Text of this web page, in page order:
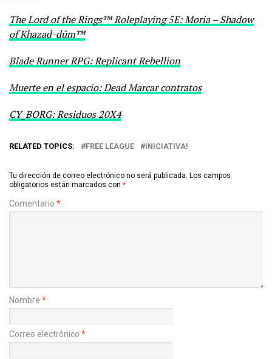
The Lord of the Rings™ Roleplaying 5E: Moria – Shadow
of Khazad-dûm™
Blade Runner RPG: Replicant Rebellion
Muerte en el espacio: Dead Marcar contratos
CY_BORG: Residuos 20X4
RELATED TOPICS: FREE LEAGUE INICIATIVA!
Tu dirección de correo electrónico no será publicada. Los campos
obligatorios están marcados con *
Comentario *
Nombre *
Correo electrónico *